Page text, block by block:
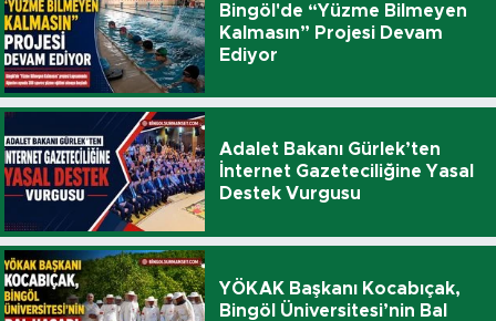
Bingöl'de “Yüzme Bilmeyen
Kalmasın” Projesi Devam
Ediyor
Adalet Bakanı Gürlek’ten
İnternet Gazeteciliğine Yasal
Destek Vurgusu
YÖKAK Başkanı Kocabıçak,
Bingöl Üniversitesi’nin Bal